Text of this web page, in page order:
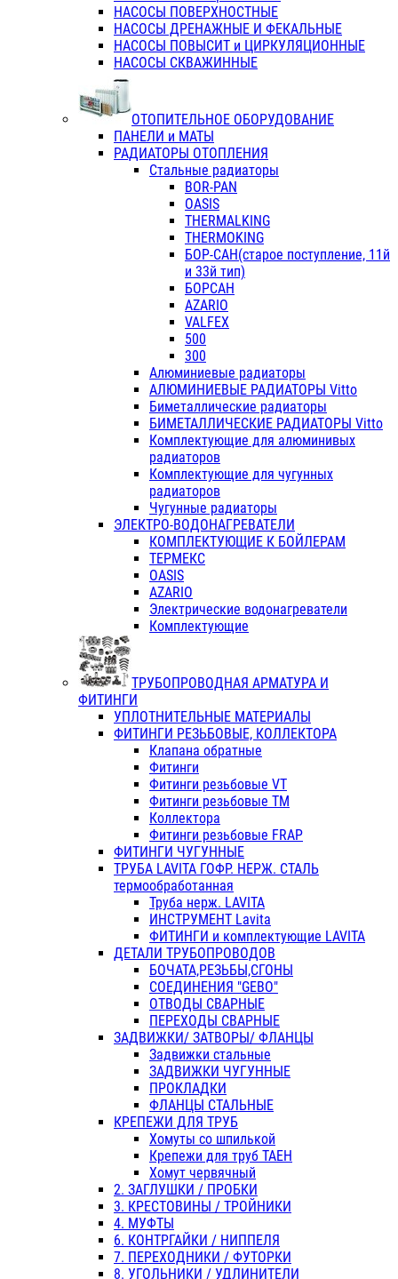
НАСОСЫ ПОВЕРХНОСТНЫЕ
НАСОСЫ ДРЕНАЖНЫЕ И ФЕКАЛЬНЫЕ
НАСОСЫ ПОВЫСИТ и ЦИРКУЛЯЦИОННЫЕ
НАСОСЫ СКВАЖИННЫЕ
ОТОПИТЕЛЬНОЕ ОБОРУДОВАНИЕ
ПАНЕЛИ и МАТЫ
РАДИАТОРЫ ОТОПЛЕНИЯ
Стальные радиаторы
BOR-PAN
OASIS
THERMALKING
THERMOKING
БОР-САН(старое поступление, 11й
и 33й тип)
БОРСАН
AZARIO
VALFEX
500
300
Алюминиевые радиаторы
АЛЮМИНИЕВЫЕ РАДИАТОРЫ Vitto
Биметаллические радиаторы
БИМЕТАЛЛИЧЕСКИЕ РАДИАТОРЫ Vitto
Комплектующие для алюминивых
радиаторов
Комплектующие для чугунных
радиаторов
Чугунные радиаторы
ЭЛЕКТРО-ВОДОНАГРЕВАТЕЛИ
КОМПЛЕКТУЮЩИЕ К БОЙЛЕРАМ
ТЕРМЕКС
OASIS
AZARIO
Электрические водонагреватели
Комплектующие
ТРУБОПРОВОДНАЯ АРМАТУРА И
ФИТИНГИ
УПЛОТНИТЕЛЬНЫЕ МАТЕРИАЛЫ
ФИТИНГИ РЕЗЬБОВЫЕ, КОЛЛЕКТОРА
Клапана обратные
Фитинги
Фитинги резьбовые VT
Фитинги резьбовые ТМ
Коллектора
Фитинги резьбовые FRAP
ФИТИНГИ ЧУГУННЫЕ
ТРУБА LAVITA ГОФР. НЕРЖ. СТАЛЬ
термообработанная
Труба нерж. LAVITA
ИНСТРУМЕНТ Lavita
ФИТИНГИ и комплектующие LAVITA
ДЕТАЛИ ТРУБОПРОВОДОВ
БОЧАТА,РЕЗЬБЫ,СГОНЫ
СОЕДИНЕНИЯ "GEBO"
ОТВОДЫ СВАРНЫЕ
ПЕРЕХОДЫ СВАРНЫЕ
ЗАДВИЖКИ/ ЗАТВОРЫ/ ФЛАНЦЫ
Задвижки стальные
ЗАДВИЖКИ ЧУГУННЫЕ
ПРОКЛАДКИ
ФЛАНЦЫ СТАЛЬНЫЕ
КРЕПЕЖИ ДЛЯ ТРУБ
Хомуты со шпилькой
Крепежи для труб ТАЕН
Хомут червячный
2. ЗАГЛУШКИ / ПРОБКИ
3. КРЕСТОВИНЫ / ТРОЙНИКИ
4. МУФТЫ
6. КОНТРГАЙКИ / НИППЕЛЯ
7. ПЕРЕХОДНИКИ / ФУТОРКИ
8. УГОЛЬНИКИ / УДЛИНИТЕЛИ